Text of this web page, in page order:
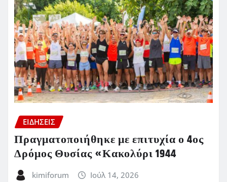
ΕΙΔΗΣΕΙΣ
Πραγματοποιήθηκε με επιτυχία ο 4ος
Δρόμος Θυσίας «Κακολύρι 1944
kimiforum Ιούλ 14, 2026